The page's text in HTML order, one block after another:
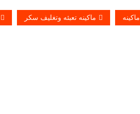
ماكينه ماكينه تعبئه وتغليف سكر